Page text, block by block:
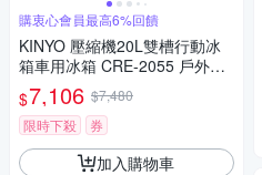
購衷心會員最高6%回饋
KINYO 壓縮機20L雙槽行動冰
箱車用冰箱 CRE-2055 戶外室
內/製冷-20度
$7,106 $7,480
限時下殺
券
加入購物車